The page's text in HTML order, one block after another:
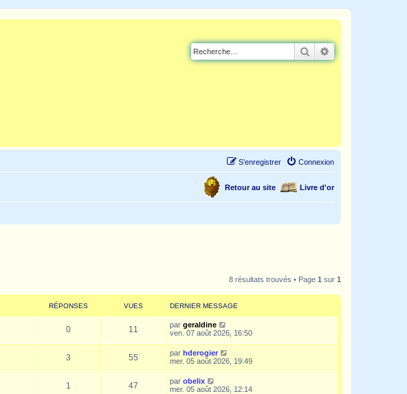
Rechercher
Connexion
S’enregistrer
Livre d'or
Retour au site
8 résultats trouvés • Page 1 sur 1
RÉPONSES VUES DERNIER MESSAGE
0 11 par geraldine
ven. 07 août 2026, 16:50
3 55 par hderogier
mer. 05 août 2026, 19:49
1 47 par obelix
mer. 05 août 2026, 12:14